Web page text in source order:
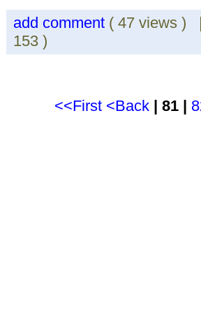
add comment ( 47 views
153 )
<<First <Back | 81 |